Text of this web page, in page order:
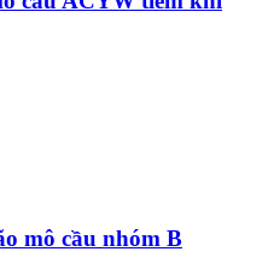
mô cầu nhóm B